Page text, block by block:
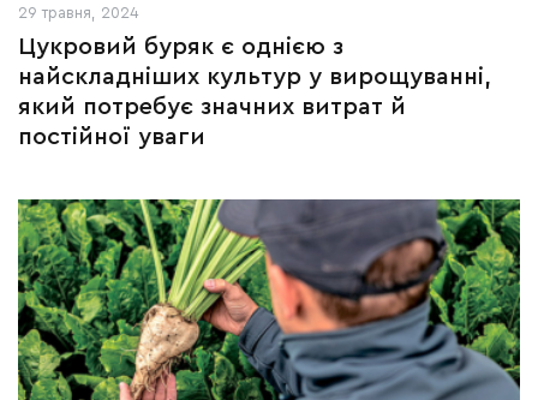
29 травня, 2024
Цукровий буряк є однією з
найскладніших культур у вирощуванні,
який потребує значних витрат й
постійної уваги